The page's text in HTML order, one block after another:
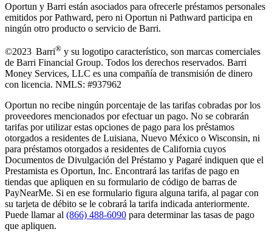
Oportun y Barri están asociados para ofrecerle préstamos personales
emitidos por Pathward, pero ni Oportun ni Pathward participa en
ningún otro producto o servicio de Barri.
©2023 Barri® y su logotipo característico, son marcas comerciales
de Barri Financial Group. Todos los derechos reservados. Barri
Money Services, LLC es una compañía de transmisión de dinero
con licencia. NMLS: #937962
Oportun no recibe ningún porcentaje de las tarifas cobradas por los
proveedores mencionados por efectuar un pago. No se cobrarán
tarifas por utilizar estas opciones de pago para los préstamos
otorgados a residentes de Luisiana, Nuevo México o Wisconsin, ni
para préstamos otorgados a residentes de California cuyos
Documentos de Divulgación del Préstamo y Pagaré indiquen que el
Prestamista es Oportun, Inc. Encontrará las tarifas de pago en
tiendas que apliquen en su formulario de código de barras de
PayNearMe. Si en ese formulario figura alguna tarifa, al pagar con
su tarjeta de débito se le cobrará la tarifa indicada anteriormente.
Puede llamar al (866) 488-6090 para determinar las tasas de pago
que apliquen.